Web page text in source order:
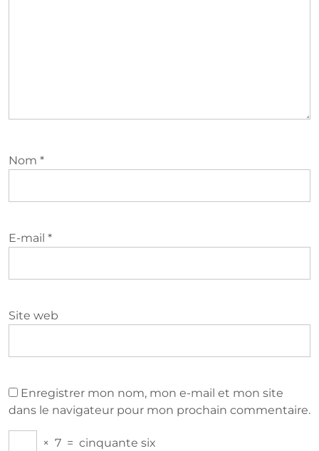
Nom *
E-mail *
Site web
Enregistrer mon nom, mon e-mail et mon site
dans le navigateur pour mon prochain commentaire.
× 7 = cinquante six